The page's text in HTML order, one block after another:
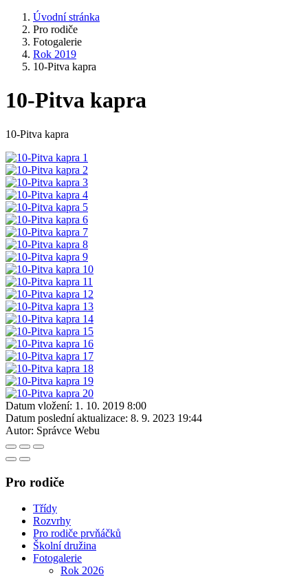
Úvodní stránka
Pro rodiče
Fotogalerie
Rok 2019
10-Pitva kapra
10-Pitva kapra
10-Pitva kapra
Datum vložení: 1. 10. 2019 8:00
Datum poslední aktualizace: 8. 9. 2023 19:44
Autor: Správce Webu
Pro rodiče
Třídy
Rozvrhy
Pro rodiče prvňáčků
Školní družina
Fotogalerie
Rok 2026